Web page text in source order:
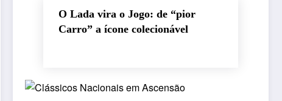
O Lada vira o Jogo: de “pior
Carro” a ícone colecionável